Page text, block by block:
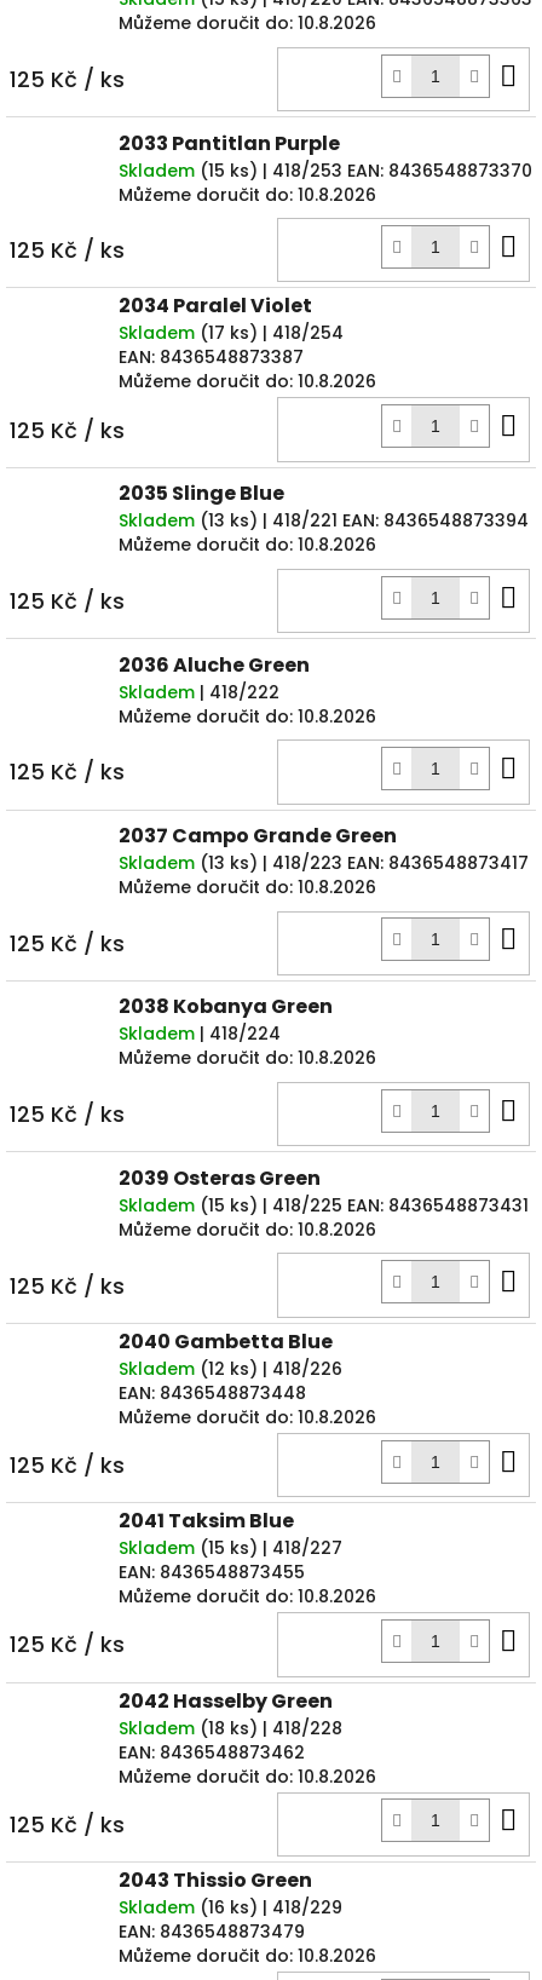
Můžeme doručit do: 10.8.2026
125 Kč / ks
2033 Pantitlan Purple
Skladem (15 ks) | 418/253 EAN: 8436548873370
Můžeme doručit do: 10.8.2026
125 Kč / ks
2034 Paralel Violet
Skladem (17 ks) | 418/254
EAN: 8436548873387
Můžeme doručit do: 10.8.2026
125 Kč / ks
2035 Slinge Blue
Skladem (13 ks) | 418/221 EAN: 8436548873394
Můžeme doručit do: 10.8.2026
125 Kč / ks
2036 Aluche Green
Skladem | 418/222
Můžeme doručit do: 10.8.2026
125 Kč / ks
2037 Campo Grande Green
Skladem (13 ks) | 418/223 EAN: 8436548873417
Můžeme doručit do: 10.8.2026
125 Kč / ks
2038 Kobanya Green
Skladem | 418/224
Můžeme doručit do: 10.8.2026
125 Kč / ks
2039 Osteras Green
Skladem (15 ks) | 418/225 EAN: 8436548873431
Můžeme doručit do: 10.8.2026
125 Kč / ks
2040 Gambetta Blue
Skladem (12 ks) | 418/226
EAN: 8436548873448
Můžeme doručit do: 10.8.2026
125 Kč / ks
2041 Taksim Blue
Skladem (15 ks) | 418/227
EAN: 8436548873455
Můžeme doručit do: 10.8.2026
125 Kč / ks
2042 Hasselby Green
Skladem (18 ks) | 418/228
EAN: 8436548873462
Můžeme doručit do: 10.8.2026
125 Kč / ks
2043 Thissio Green
Skladem (16 ks) | 418/229
EAN: 8436548873479
Můžeme doručit do: 10.8.2026